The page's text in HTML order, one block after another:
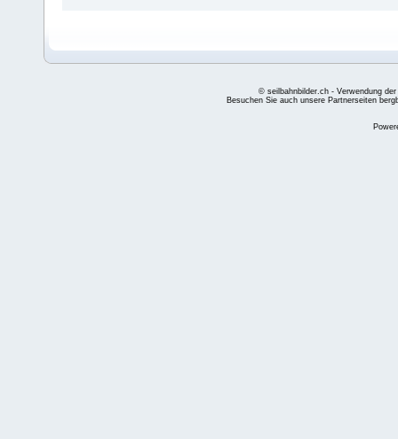
© seilbahnbilder.ch - Verwendung
Besuchen Sie auch unsere Partnerseiten